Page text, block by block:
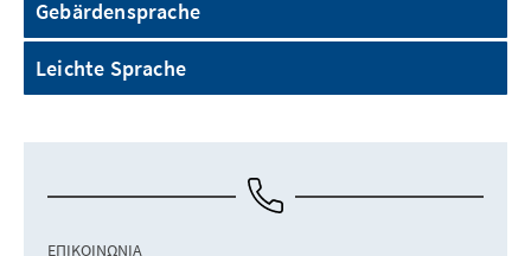
Gebärdensprache
Leichte Sprache
ΕΠΙΚΟΙΝΩΝΊΑ